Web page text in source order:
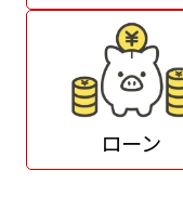
ローン